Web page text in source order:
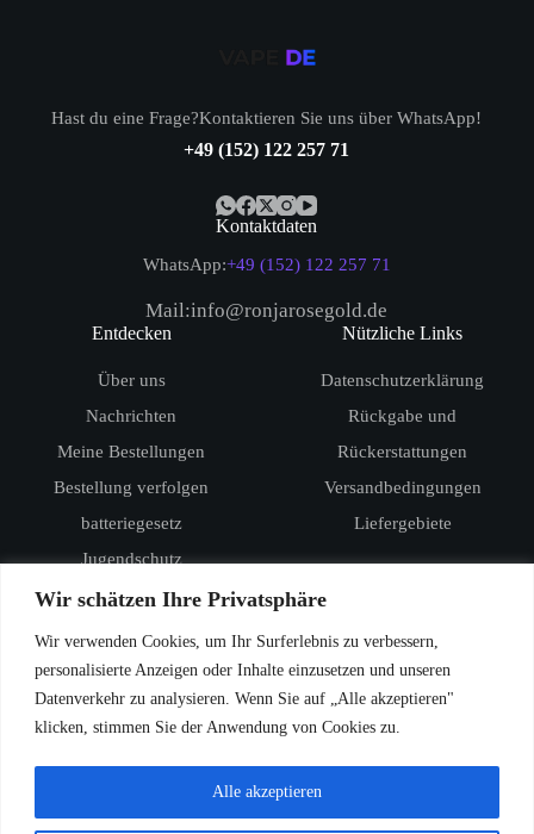
Wir schätzen Ihre Privatsphäre
Wir verwenden Cookies, um Ihr Surferlebnis zu verbessern,
personalisierte Anzeigen oder Inhalte einzusetzen und unseren
Datenverkehr zu analysieren. Wenn Sie auf „Alle akzeptieren"
klicken, stimmen Sie der Anwendung von Cookies zu.
Alle akzeptieren
Hast du eine Frage?Kontaktieren Sie uns über WhatsApp!
+49 (152) 122 257 71
Kontaktdaten
WhatsApp:+49 (152) 122 257 71
Mail:info@ronjarosegold.de
Entdecken
Über uns
Nachrichten
Meine Bestellungen
Bestellung verfolgen
batteriegesetz
Jugendschutz
Nützliche Links
Datenschutzerklärung
Rückgabe und
Rückerstattungen
Versandbedingungen
Liefergebiete
RandM Digital Box 12000
RandM Tornado 15000
Vozol Star 20000
Vozol Star 40000